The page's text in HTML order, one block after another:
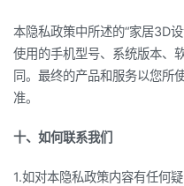
本隐私政策中所述的“家居3D
使用的手机型号、系统版本、
同。最终的产品和服务以您所
准。
十、如何联系我们
1.如对本隐私政策内容有任何